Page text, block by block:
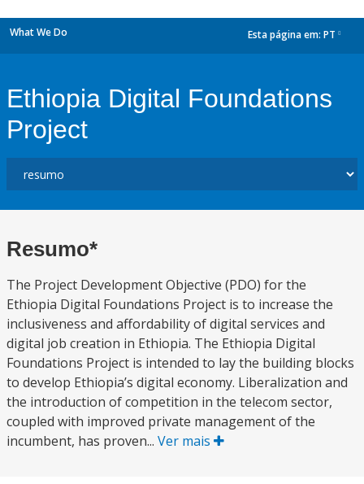
What We Do Esta página em: PT
Ethiopia Digital Foundations
Project
Resumo*
The Project Development Objective (PDO) for the
Ethiopia Digital Foundations Project is to increase the
inclusiveness and affordability of digital services and
digital job creation in Ethiopia. The Ethiopia Digital
Foundations Project is intended to lay the building blocks
to develop Ethiopia’s digital economy. Liberalization and
the introduction of competition in the telecom sector,
coupled with improved private management of the
incumbent, has proven... Ver mais